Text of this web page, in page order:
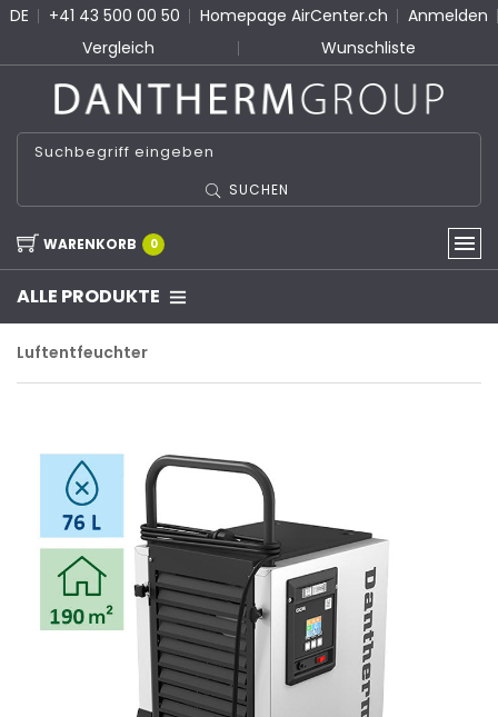
DE +41 43 500 00 50 Homepage AirCenter.ch
Anmelden
Vergleich
Wunschliste
SUCHEN
WARENKORB 0
ALLE PRODUKTE
Luftentfeuchter